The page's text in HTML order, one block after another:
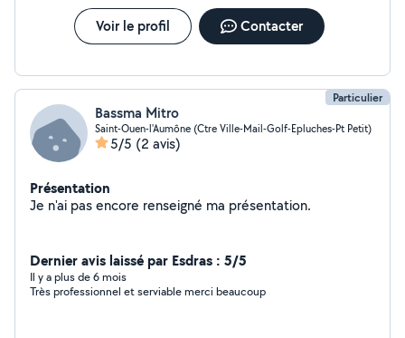
faire le ménage nettoyer une maison entière clean Je
suis disponible les week-ends pendant les vacances et
je peux m'adapter à vos besoins je suis convaincu que
enthousiaste font de moi une candidate idéale pour
veiller sur vos enfants Je suis heureux de vous
rencontrer pour discuter de vos attentes Cordialement
Aby
Voir le profil Contacter
Particulier
Bassma Mitro
Saint-Ouen-l'Aumône (Ctre Ville-Mail-Golf-Epluches-Pt Petit)
5/5 (2 avis)
Présentation
Je n'ai pas encore renseigné ma présentation.
Dernier avis laissé par Esdras : 5/5
Il y a plus de 6 mois
Très professionnel et serviable merci beaucoup